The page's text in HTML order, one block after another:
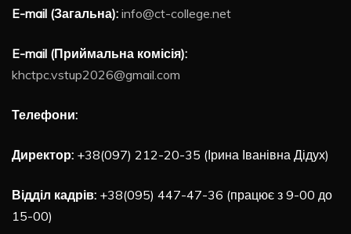
E-mail (Загальна): info@ct-college.net
E-mail (Приймальна комісія):
khctpc.vstup2026@gmail.com
Телефони:
Директор: +38(097) 212-20-35 (Ірина Іванівна Дідух)
Відділ кадрів: +38(095) 447-47-36 (працює з 9-00 до
15-00)